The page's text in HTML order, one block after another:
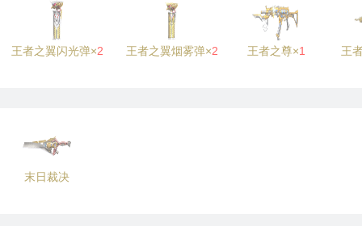
王者之翼闪光弹×2 王者之翼烟雾弹×2 王者之尊×1 王
末日裁决